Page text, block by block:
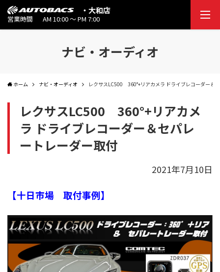
・大和店
営業時間 AM 10:00 ～ PM 7:00
ナビ・オーディオ
ホーム ナビ・オーディオ レクサスLC500 360°+リアカメラ ドライブレコーダー＆
レクサスLC500 360°+リアカメ
ラ ドライブレコーダー＆セパレ
ートレーダー取付
2021年7月10日
【十日市場 取付事例】